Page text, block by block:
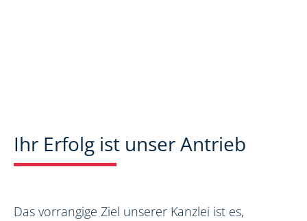
Ihr Erfolg ist unser Antrieb
Das vorrangige Ziel unserer Kanzlei ist es,